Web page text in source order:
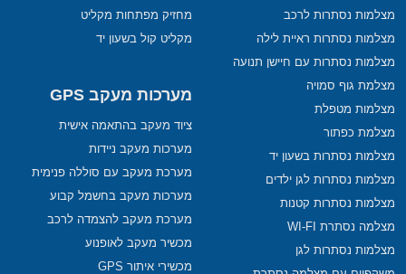
מצלמות נסתרות לרכב
מצלמות נסתרות ראיית לילה
מצלמות נסתרות עם חיישן תנועה
מצלמת גוף סמויה
מצלמות מטפלת
מצלמת כפתור
מצלמות נסתרות בשעון יד
מצלמות נסתרות לגן ילדים
מצלמות נסתרות קטנות
מצלמה נסתרת WI-FI
מצלמות נסתרות לגן
מחזיק מפתחות מקליט
מקליט קול בשעון יד
מערכות מעקב GPS
ציוד מעקב בהתאמה אישית
מערכות מעקב ניידות
מערכת מעקב עם סוללה פנימית
מערכות מעקב בחשמל קבוע
מערכת מעקב להצמדה לרכב
מכשיר מעקב לאופנוע
מכשירי איתור GPS